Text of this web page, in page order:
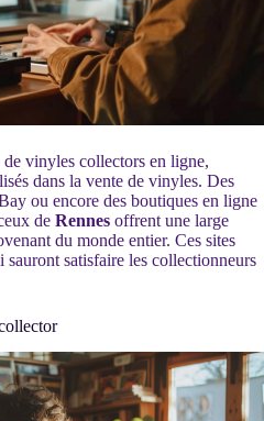
vinyles collectors en ligne,
dans la vente de vinyles. Des
ou encore des boutiques en ligne
de Rennes offrent une large
du monde entier. Ces sites
satisfaire les collectionneurs